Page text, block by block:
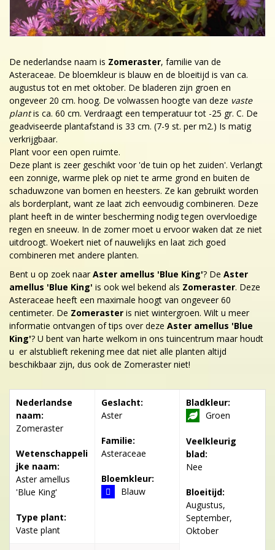
De nederlandse naam is Zomeraster, familie van de
Asteraceae. De bloemkleur is blauw en de bloeitijd is van ca.
augustus tot en met oktober. De bladeren zijn groen en
ongeveer 20 cm. hoog. De volwassen hoogte van deze vaste
plantis ca. 60 cm. Verdraagt een temperatuur tot -25 gr. C. De
geadviseerde plantafstand is 33 cm. (7-9 st. per m2.) Is matig
verkrijgbaar.
Plant voor een open ruimte.
Deze plant is zeer geschikt voor 'de tuin op het zuiden'. Verlangt
een zonnige, warme plek op niet te arme grond en buiten de
schaduwzone van bomen en heesters. Ze kan gebruikt worden
als borderplant, want ze laat zich eenvoudig combineren. Deze
plant heeft in de winter bescherming nodig tegen overvloedige
regen en sneeuw. In de zomer moet u ervoor waken dat ze niet
uitdroogt. Woekert niet of nauwelijks en laat zich goed
combineren met andere planten.
Bent u op zoek naarAster amellus 'Blue King'? De Aster
amellus 'Blue King' is ook wel bekend als Zomeraster. Deze
Asteraceae heeft een maximale hoogt van ongeveer 60
centimeter. De Zomeraster is niet wintergroen. Wilt u meer
informatie ontvangen of tips over deze Aster amellus 'Blue
King'? U bent van harte welkom in ons tuincentrum maar houdt
u er alstublieft rekening mee dat niet alle planten altijd
beschikbaar zijn, dus ook de Zomeraster niet!
Nederlandse
naam:
Zomeraster
Wetenschappeli
jke naam:
Aster amellus
'Blue King'
Type plant:
Vaste plant
Geslacht:
Aster
Familie:
Asteraceae
Bloemkleur:
Blauw
Bladkleur:
Groen
Veelkleurig
blad:
Nee
Bloeitijd:
Augustus,
September,
Oktober